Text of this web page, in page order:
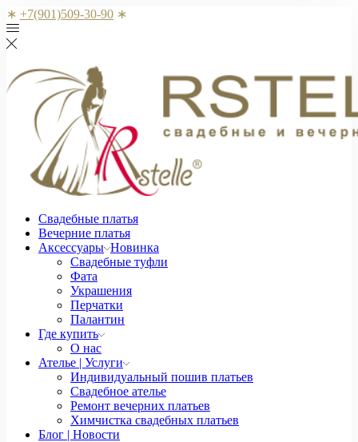
∗ +7(901)509-30-90 ∗
Свадебные платья
Вечерние платья
Аксессуары Новинка
Свадебные туфли
Фата
Украшения
Перчатки
Палантин
Где купить
О нас
Ателье | Услуги
Индивидуальный пошив платьев
Свадебное ателье
Ремонт вечерних платьев
Химчистка свадебных платьев
Блог | Новости